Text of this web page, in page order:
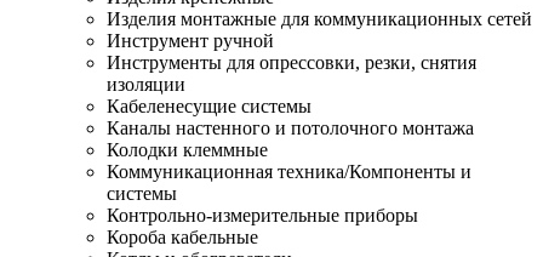
Изделия монтажные для коммуникационных сетей
Инструмент ручной
Инструменты для опрессовки, резки, снятия
изоляции
Кабеленесущие системы
Каналы настенного и потолочного монтажа
Колодки клеммные
Коммуникационная техника/Компоненты и
системы
Контрольно-измерительные приборы
Короба кабельные